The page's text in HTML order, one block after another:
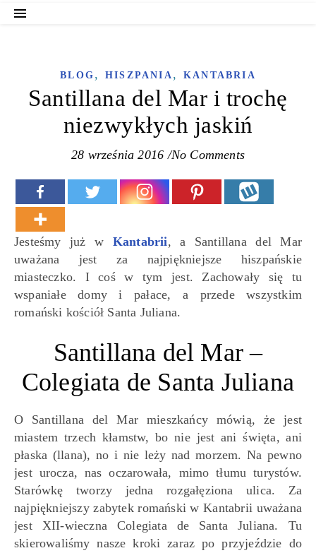
BLOG ,HISZPANIA , KANTABRIA
Santillana del Mar i trochę
niezwykłych jaskiń
28 września 2016 /No Comments
Jesteśmy już w Kantabrii, a Santillana del Mar
uważana jest za najpiękniejsze hiszpańskie
miasteczko. I coś w tym jest. Zachowały się tu
wspaniałe domy i pałace, a przede wszystkim
romański kościół Santa Juliana.
Santillana del Mar –
Colegiata de Santa Juliana
O Santillana del Mar mieszkańcy mówią, że jest
miastem trzech kłamstw, bo nie jest ani święta, ani
płaska (llana), no i nie leży nad morzem. Na pewno
jest urocza, nas oczarowała, mimo tłumu turystów.
Starówkę tworzy jedna rozgałęziona ulica. Za
najpiękniejszy zabytek romański w Kantabrii uważana
jest XII-wieczna Colegiata de Santa Juliana. Tu
skierowaliśmy nasze kroki zaraz po przyjeździe do